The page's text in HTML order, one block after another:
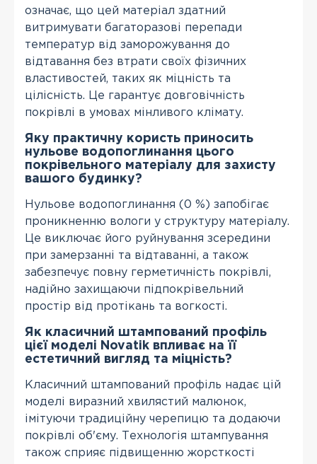
означає, що цей матеріал здатний
витримувати багаторазові перепади
температур від заморожування до
відтавання без втрати своїх фізичних
властивостей, таких як міцність та
цілісність. Це гарантує довговічність
покрівлі в умовах мінливого клімату.
Яку практичну користь приносить
нульове водопоглинання цього
покрівельного матеріалу для захисту
вашого будинку?
Нульове водопоглинання (0 %) запобігає
проникненню вологи у структуру матеріалу.
Це виключає його руйнування зсередини
при замерзанні та відтаванні, а також
забезпечує повну герметичність покрівлі,
надійно захищаючи підпокрівельний
простір від протікань та вогкості.
Як класичний штампований профіль
цієї моделі Novatik впливає на її
естетичний вигляд та міцність?
Класичний штампований профіль надає цій
моделі виразний хвилястий малюнок,
імітуючи традиційну черепицю та додаючи
покрівлі об'єму. Технологія штампування
також сприяє підвищенню жорсткості